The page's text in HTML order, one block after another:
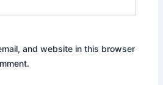
and website in this browser